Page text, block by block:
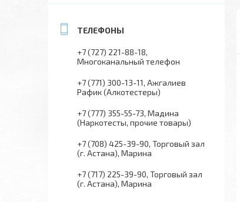
+7 (727) 221-88-18
Многоканальный телефон
+7 (771) 300-13-11 Ажгалиев
Рафик (Алкотестеры)
+7 (777) 355-55-73 Мадина
(Наркотесты, прочие товары)
+7 (708) 425-39-90 Торговый зал
(г. Астана), Марина
+7 (717) 225-39-90 Торговый зал
(г. Астана), Марина